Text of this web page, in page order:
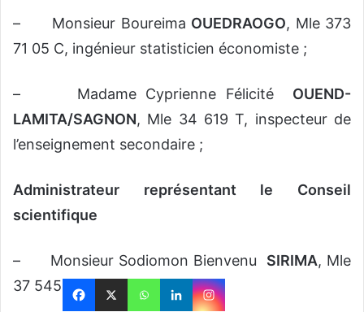
– Monsieur Boureima OUEDRAOGO, Mle 373
71 05 C, ingénieur statisticien économiste ;
– Madame Cyprienne Félicité OUEND-
LAMITA/SAGNON, Mle 34 619 T, inspecteur de
l’enseignement secondaire ;
Administrateur représentant le Conseil
scientifique
– Monsieur Sodiomon Bienvenu SIRIMA, Mle
37 545 P, médecin ;